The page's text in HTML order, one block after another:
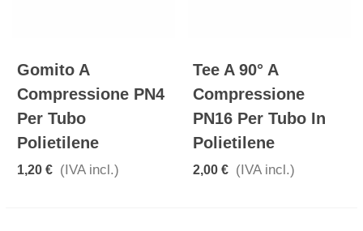
Gomito A
Compressione PN4
Per Tubo
Polietilene
1,20 € (IVA incl.)
Tee A 90° A
Compressione
PN16 Per Tubo In
Polietilene
2,00 € (IVA incl.)